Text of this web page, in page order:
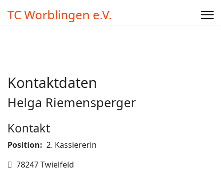
TC Worblingen e.V.
Kontaktdaten
Helga Riemensperger
Kontakt
Position: 2. Kassiererin
Adresse
78247 Twielfeld